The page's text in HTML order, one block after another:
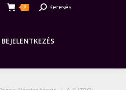
0 Search:Keresés
BEJELENTKEZÉS